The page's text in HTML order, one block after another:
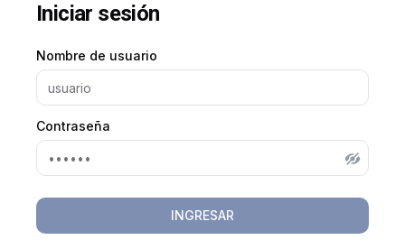
Iniciar sesión
Nombre de usuario
Contraseña
INGRESAR